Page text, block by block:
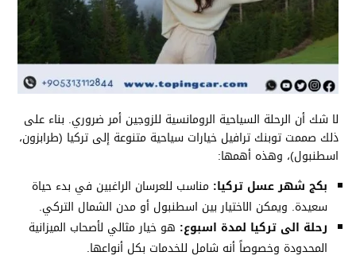
لا شك أن الرحلة السياحية الرومانسية للزوجين أمر ضروري. بناء على
ذلك صممت توبنك ترافيل خيارات سياحية متنوعة إلى تركيا (طرابزون،
اسطنبول)، وهذه أهمها:
بكج شهر عسل تركيا: مناسب للعرسان الراغبين في بدء حياة
سعيدة. ويمكن الاختيار بين اسطنبول أو مدن الشمال التركي.
رحلة الى تركيا لمدة اسبوع: هو خيار مثالي لأصحاب الميزانية
المحدودة وخصوصاً أنه شامل للخدمات بكل أنواعها.